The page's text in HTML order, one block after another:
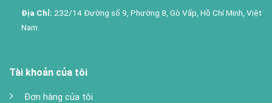
Địa Chỉ: 232/14 Đường số 9, Phường 8, Gò Vấp, Hồ Chí Minh, Việt
Nam
Tài khoản của tôi
Đơn hàng của tôi